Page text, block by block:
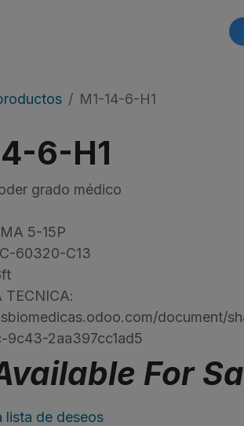
M1-14-6-H1
6-H1
grado médico
5-15P
60320-C13
TECNICA:
document/
9c43-2aa397cc1ad5
For
lista de deseos